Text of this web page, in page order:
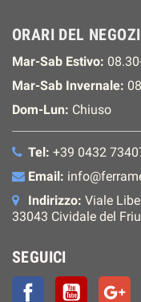
ORARI DEL
Mar-Sab Estivo:
Mar-Sab Invernale:
Dom-Lun: Chiuso
Tel: +39 0432
Email:
Indirizzo: Viale
33043 Cividale del
SEGUICI
FacebookYouTube